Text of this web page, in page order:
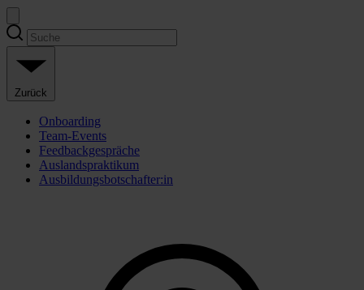
Zurück
Onboarding
Team-Events
Feedbackgespräche
Auslandspraktikum
Ausbildungsbotschafter:in